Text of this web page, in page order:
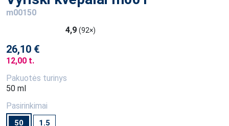
m00150
4,9 (92×)
26,10 €
12,00 t.
Pakuotės turinys
50 ml
Pasirinkimai
50 1.5